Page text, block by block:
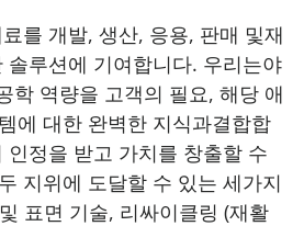
를 개발, 생산, 응용, 판매 및재
솔루션에 기여합니다. 우리는야
학 역량을 고객의 필요, 해당 애
에 대한 완벽한 지식과결합합
인정을 받고 가치를 창출할 수
지위에 도달할 수 있는 세가지
표면 기술, 리싸이클링 (재활